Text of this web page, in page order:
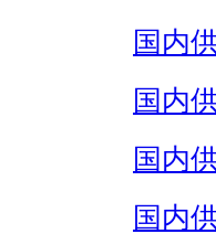
国内
国内
国内
国内